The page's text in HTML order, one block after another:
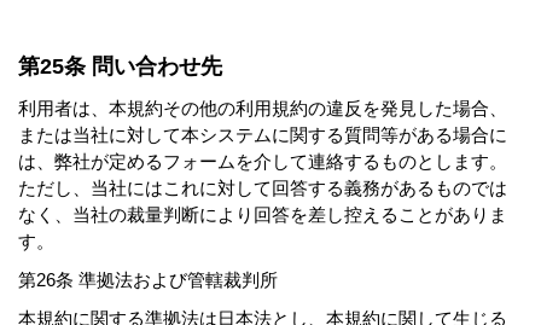
第25条 問い合わせ先
利用者は、本規約その他の利用規約の違反を発見した場合、
または当社に対して本システムに関する質問等がある場合に
は、弊社が定めるフォームを介して連絡するものとします。
ただし、当社にはこれに対して回答する義務があるものでは
なく、当社の裁量判断により回答を差し控えることがありま
す。
第26条 準拠法および管轄裁判所
本規約に関する準拠法は日本法とし、本規約に関して生じる